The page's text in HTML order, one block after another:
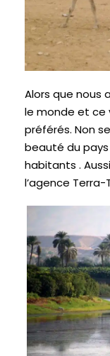
Alors que nous
le monde et ce
préférés. Non
beauté du
habitants .
l’agence